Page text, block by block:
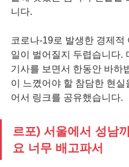
니다.
코로나-19로 발생한 경제적
일이 벌어질지 두렵습니다.
기사를 보면서 한동안 바하
이 느꼈어야 할 참담한 현실
어서 링크를 공유했습니다.
르포) 서울에서 성남
요 너무 배고파서